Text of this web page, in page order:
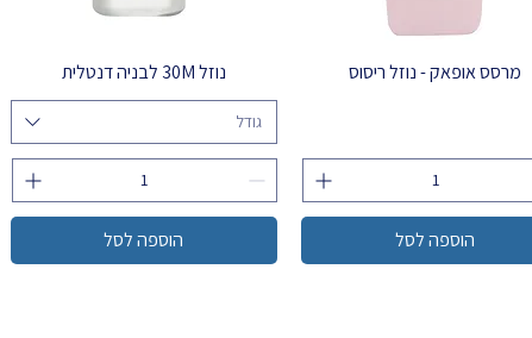
מרסס אופאק - נוזל ריסוס
הוספה לסל
נוזל 30M לבניה דנטלית
גודל
הוספה לסל